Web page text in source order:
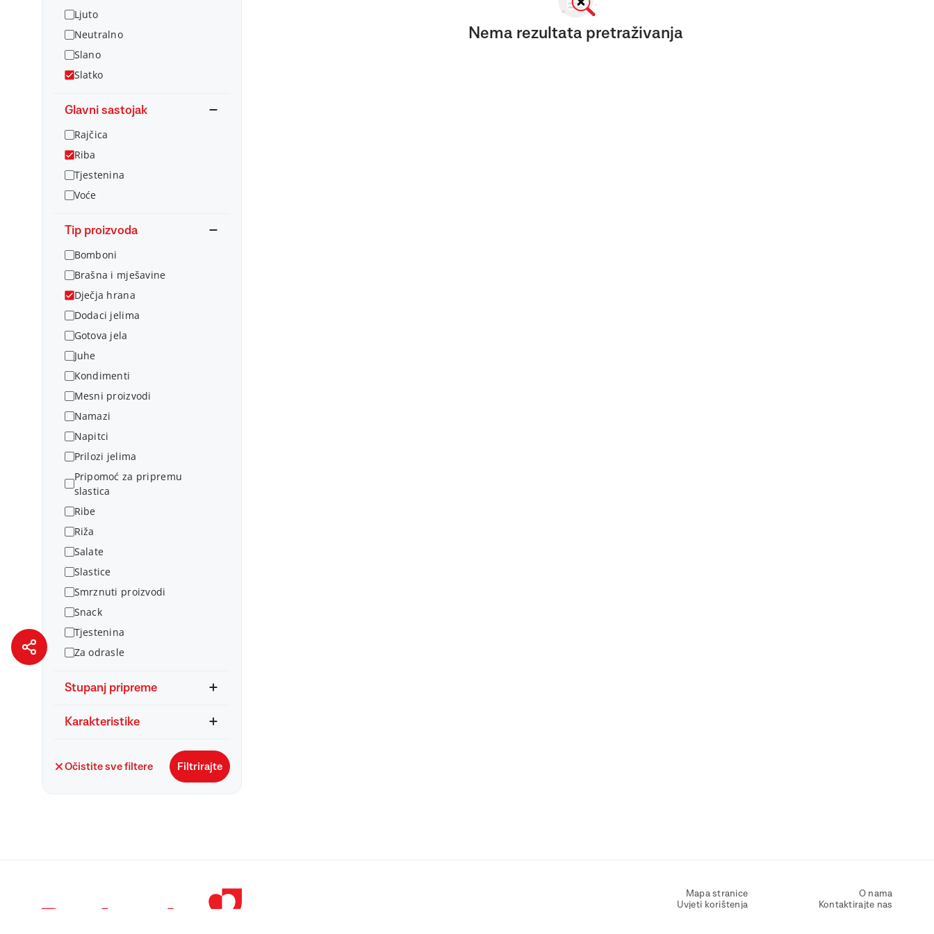
Ljuto
Neutralno
Slano
Slatko
Glavni sastojak
Rajčica
Riba
Tjestenina
Voće
Tip proizvoda
Bomboni
Brašna i mješavine
Dječja hrana
Dodaci jelima
Gotova jela
Juhe
Kondimenti
Mesni proizvodi
Namazi
Napitci
Prilozi jelima
Pripomoć za pripremu
slastica
Ribe
Riža
Salate
Slastice
Smrznuti proizvodi
Snack
Tjestenina
Za odrasle
Stupanj pripreme
Karakteristike
Očistite sve filtere Filtrirajte
Nema rezultata pretraživanja
Mapa stranice
Uvjeti korištenja
O nama
Kontaktirajte nas